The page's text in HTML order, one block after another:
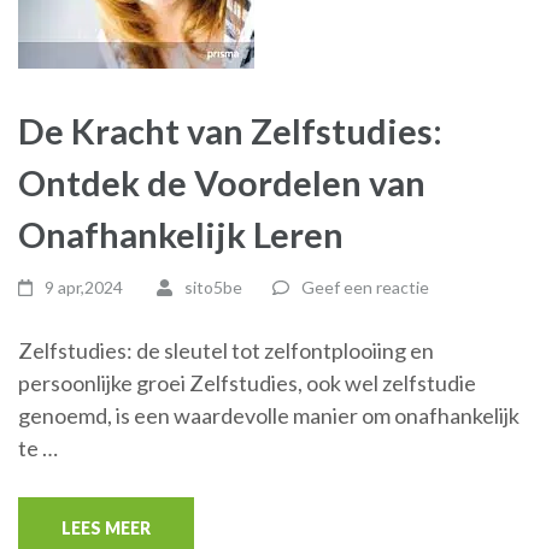
De Kracht van Zelfstudies:
Ontdek de Voordelen van
Onafhankelijk Leren
9 apr,2024 sito5be Geef een reactie
Zelfstudies: de sleutel tot zelfontplooiing en
persoonlijke groei Zelfstudies, ook wel zelfstudie
genoemd, is een waardevolle manier om onafhankelijk
te …
LEES MEER